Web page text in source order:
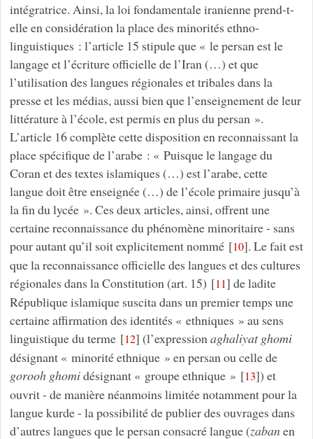
intégratrice. Ainsi, la loi fondamentale iranienne prend-t-
elle en considération la place des minorités ethno-
linguistiques : l’article 15 stipule que « le persan est le
langage et l’écriture officielle de l’Iran (…) et que
l’utilisation des langues régionales et tribales dans la
presse et les médias, aussi bien que l’enseignement de leur
littérature à l’école, est permis en plus du persan ».
L’article 16 complète cette disposition en reconnaissant la
place spécifique de l’arabe : « Puisque le langage du
Coran et des textes islamiques (…) est l’arabe, cette
langue doit être enseignée (…) de l’école primaire jusqu’à
la fin du lycée ». Ces deux articles, ainsi, offrent une
certaine reconnaissance du phénomène minoritaire - sans
pour autant qu’il soit explicitement nommé[10]. Le fait est
que la reconnaissance officielle des langues et des cultures
régionales dans la Constitution (art. 15) [11] de ladite
République islamique suscita dans un premier temps une
certaine affirmation des identités « ethniques » au sens
linguistique du terme[12] (l’expressionaghaliyat ghomi
désignant « minorité ethnique » en persan ou celle de
gorooh ghomidésignant « groupe ethnique » [13]) et
ouvrit - de manière néanmoins limitée notamment pour la
langue kurde - la possibilité de publier des ouvrages dans
d’autres langues que le persan consacré langue (zabanen